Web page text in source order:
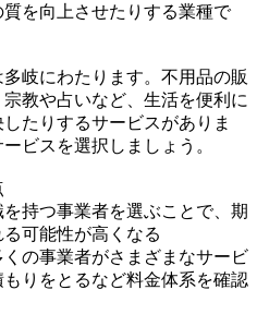
を向上させたりする業種で
岐にわたります。不用品の販
教や占いなど、生活を便利に
たりするサービスがありま
ビスを選択しましょう。
持つ事業者を選ぶことで、期
可能性が高くなる
の事業者がさまざまなサービ
りをとるなど料金体系を確認